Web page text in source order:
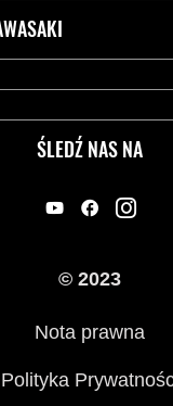
ŚLEDŹ NAS NA
© 2023
Nota prawna
Polityka